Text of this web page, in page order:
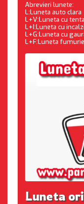
Abrevieri lunete:
L:Luneta auto clara
L+V:Luneta cu
L+I:Luneta cu
L+G:Luneta cu
L+F:Luneta fumurie
Luneta